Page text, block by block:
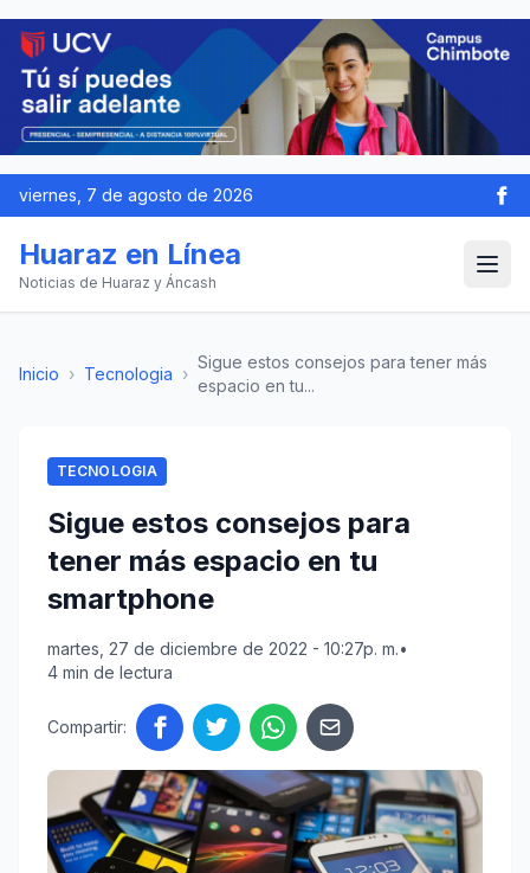
viernes, 7 de agosto de 2026
Huaraz en Línea
Noticias de Huaraz y Áncash
Inicio › Tecnologia ›
Sigue estos consejos para tener más
espacio en tu...
TECNOLOGIA
Sigue estos consejos para
tener más espacio en tu
smartphone
martes, 27 de diciembre de 2022 - 10:27p. m.•
4 min de lectura
Compartir: